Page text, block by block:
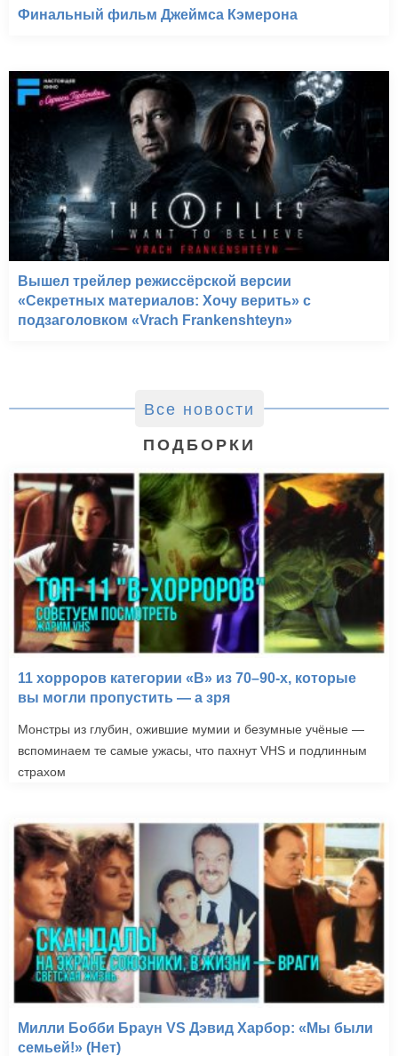
Финальный фильм Джеймса Кэмерона
Вышел трейлер режиссёрской версии
«Секретных материалов: Хочу верить» с
подзаголовком «Vrach Frankenshteyn»
Все новости
ПОДБОРКИ
11 хорроров категории «B» из 70–90-х, которые
вы могли пропустить — а зря
Монстры из глубин, ожившие мумии и безумные учёные —
вспоминаем те самые ужасы, что пахнут VHS и подлинным
страхом
Милли Бобби Браун VS Дэвид Харбор: «Мы были
семьей!» (Нет)